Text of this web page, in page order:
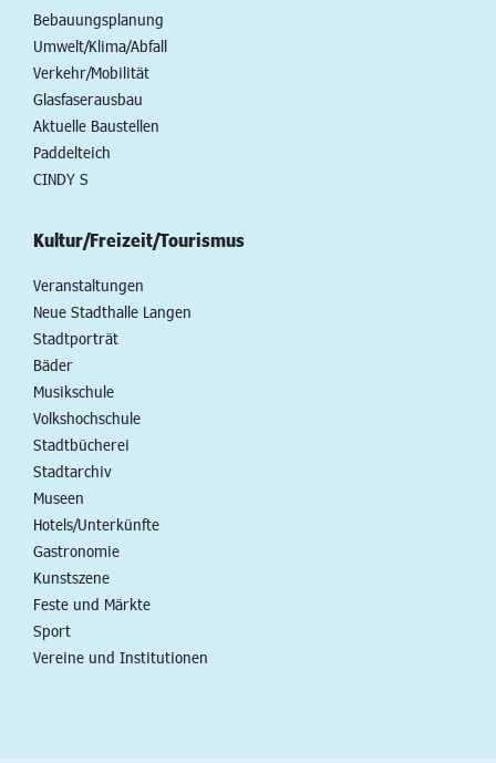
Bebauungsplanung
Umwelt/Klima/Abfall
Verkehr/Mobilität
Glasfaserausbau
Aktuelle Baustellen
Paddelteich
CINDY S
Kultur/Freizeit/Tourismus
Veranstaltungen
Neue Stadthalle Langen
Stadtporträt
Bäder
Musikschule
Volkshochschule
Stadtbücherei
Stadtarchiv
Museen
Hotels/Unterkünfte
Gastronomie
Kunstszene
Feste und Märkte
Sport
Vereine und Institutionen